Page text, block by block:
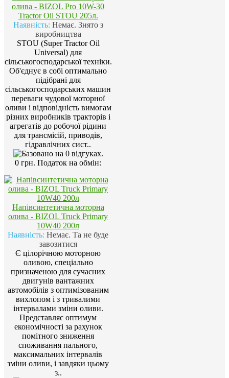
олива - BIZOL Pro 10W-30
Tractor Oil STOU 205л.
Наявність: Немає. Знято з
виробництва
STOU (Super Tractor Oil
Universal) для
сільськогосподарської техніки.
Об'єднує в собі оптимально
підібрані для
сільськогосподарських машин
переваги чудової моторної
оливи і відповідність вимогам
різних виробників тракторів і
агрегатів до робочої рідини
для трансмісій, приводів,
гідравлічних сист..
0 грн. Податок на обмін:
Напівсинтетична моторна
олива - BIZOL Truck Primary
10W40 200л
Наявність: Немає. Та не буде
завозитися
Є цілорічною моторною
оливою, спеціально
призначеною для сучасних
двигунів вантажних
автомобілів з оптимізованим
вихлопом і з тривалими
інтервалами зміни оливи.
Представляє оптимум
економічності за рахунок
помітного зниження
споживання пального,
максимальних інтервалів
зміни оливи, і завдяки цьому
з..